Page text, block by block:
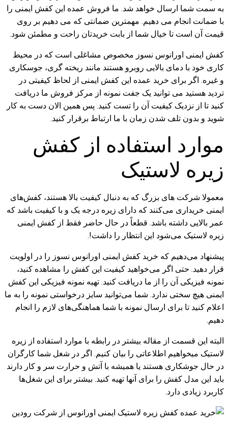
به سمت شما ارسال خواهد شد. ما فروش عمده این کفش ایمنی را
با ضمانت انجام می دهیم. مهمترین ضمانتی که می دهیم بر روی
قیمت آن است تا خیال شما از بابت خریدتان راحت و مطمئن شود.
کفش ایمنی اورانوس نسوز مخصوص مشاغلی است که در محیط
کاری خود با دمای بالایی روبرو هستند مانند ریخته گری، جوسکاری
و غیره. اگر برای خرید عمده این کفش ایمنی از لحاظ کیفیتی در
تردید هستید می توانید یک جفت نمونه از مرکز فروش ما دریافت
کنید تا از نزدیک کیفیت آن را تست کنید. پس همین الان دست به کار
شوید و بدون تلف شدن زمان با ما ارتباط برقرار کنید.
موارد استفاده از کفش
زیره لاستیک
معمولا شرکت‌ های بزرگ که به دنبال کیفیت بالا هستند، کفش‌های
ایمنی خریداری می‌کنند که دارای زیره درجه یک و با کیفیت باشد که
عمر بالایی داشته باشد. قطعاً در حال حاضر فقط از کفش ایمنی
زیره لاستیک می‌شود این انتظار را داشت!.
پیشنهاد می‌دهیم که خرید کفش ایمنی اورانوس نسوز را در اولویت
قرار دهید. حتی اگر می‌خواهید کیفیت این کفش را مشاهده کنید،
نمونه فیزیکی آن را از ما دریافت کنید. تهیه نمونه فیزیکی این کفش
ایمنی هیچ سختی ندارد. شما می‌توانید سایز درخواستی نمونه را به ما
اعلام کنید تا برای ارسال نمونه با شما هماهنگی‌های لازم را انجام
دهیم.
البته این قسمت از مقاله بیشتر در رابطه با موارد استفاده از زیره
لاستیک میخواهیم اطلاعاتی را بیان کنیم. اگر در شغل شما کارگران
در حال جوشکاری هستند یا همیشه با آتش و حرارت سر و کار دارند
باید این مدل کفش را برای آنها تهیه کنید. بیشتر برای این شغل‌ها
کاربرد زیادی دارد.